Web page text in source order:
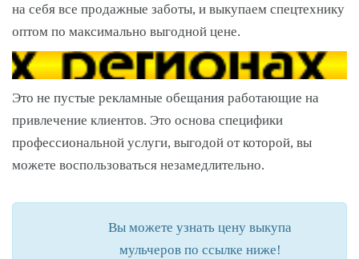
на себя все продажные заботы, и выкупаем спецтехнику
оптом по максимально выгодной цене.
Это не пустые рекламные обещания работающие на
привлечение клиентов. Это основа специфики
профессиональной услуги, выгодой от которой, вы
можете воспользоваться незамедлительно.
Вы можете узнать цену выкупа
мульчеров по ссылке ниже!